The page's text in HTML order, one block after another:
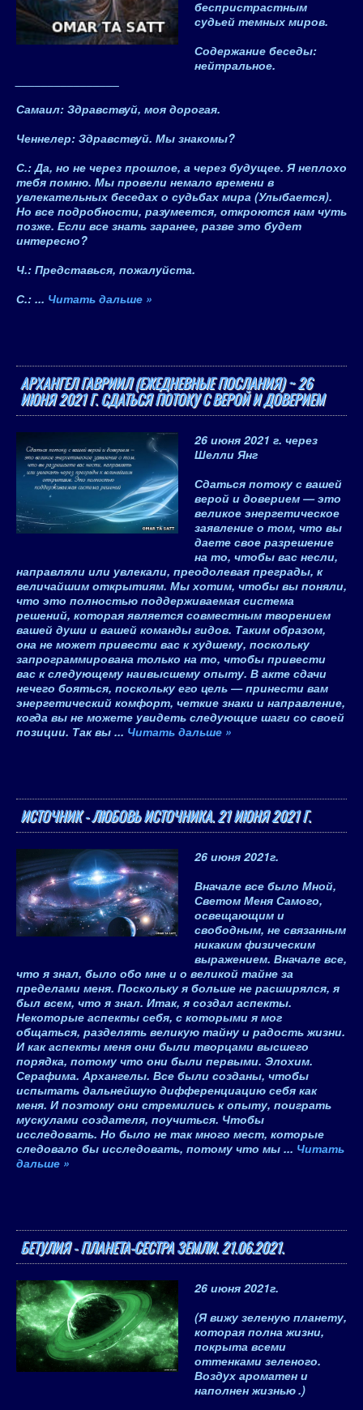
беспристрастным
судьей темных миров.
Содержание беседы:
нейтральное.
Самаил: Здравствуй, моя дорогая.
Ченнелер: Здравствуй. Мы знакомы?
С.: Да, но не через прошлое, а через будущее. Я неплохо
тебя помню. Мы провели немало времени в
увлекательных беседах о судьбах мира (Улыбается).
Но все подробности, разумеется, откроются нам чуть
позже. Если все знать заранее, разве это будет
интересно?
Ч.: Представься, пожалуйста.
С.: ... Читать дальше »
АРХАНГЕЛ ГАВРИИЛ (ЕЖЕДНЕВНЫЕ ПОСЛАНИЯ) ~ 26
ИЮНЯ 2021 Г. СДАТЬСЯ ПОТОКУ С ВЕРОЙ И ДОВЕРИЕМ
26 июня 2021 г. через
Шелли Янг
Сдаться потоку с вашей
верой и доверием — это
великое энергетическое
заявление о том, что вы
даете свое разрешение
на то, чтобы вас несли,
направляли или увлекали, преодолевая преграды, к
величайшим открытиям. Мы хотим, чтобы вы поняли,
что это полностью поддерживаемая система
решений, которая является совместным творением
вашей души и вашей команды гидов. Таким образом,
она не может привести вас к худшему, поскольку
запрограммирована только на то, чтобы привести
вас к следующему наивысшему опыту. В акте сдачи
нечего бояться, поскольку его цель — принести вам
энергетический комфорт, четкие знаки и направление,
когда вы не можете увидеть следующие шаги со своей
позиции. Так вы ... Читать дальше »
ИСТОЧНИК - ЛЮБОВЬ ИСТОЧНИКА. 21 ИЮНЯ 2021 Г.
26 июня 2021г.
Вначале все было Мной,
Светом Меня Самого,
освещающим и
свободным, не связанным
никаким физическим
выражением. Вначале все,
что я знал, было обо мне и о великой тайне за
пределами меня. Поскольку я больше не расширялся, я
был всем, что я знал. Итак, я создал аспекты.
Некоторые аспекты себя, с которыми я мог
общаться, разделять великую тайну и радость жизни.
И как аспекты меня они были творцами высшего
порядка, потому что они были первыми. Элохим.
Серафима. Архангелы. Все были созданы, чтобы
испытать дальнейшую дифференциацию себя как
меня. И поэтому они стремились к опыту, поиграть
мускулами создателя, поучиться. Чтобы
исследовать. Но было не так много мест, которые
следовало бы исследовать, потому что мы ... Читать
дальше »
БЕТУЛИЯ - ПЛАНЕТА-СЕСТРА ЗЕМЛИ. 21.06.2021.
26 июня 2021г.
(Я вижу зеленую планету,
которая полна жизни,
покрыта всеми
оттенками зеленого.
Воздух ароматен и
наполнен жизнью.)